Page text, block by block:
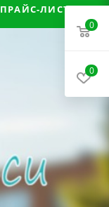
ПРАЙС-ЛИСТ
0
0